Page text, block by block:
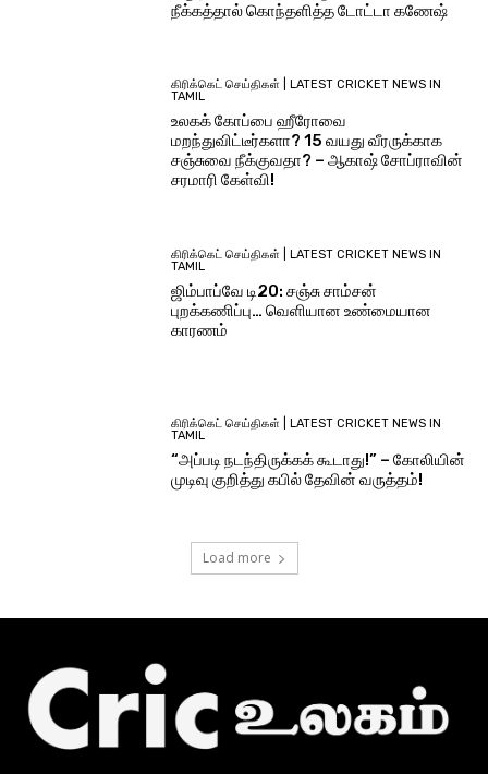
நீக்கத்தால் கொந்தளித்த டோட்டா கணேஷ்
கிரிக்கெட் செய்திகள் | LATEST CRICKET NEWS IN
TAMIL
உலகக் கோப்பை ஹீரோவை
மறந்துவிட்டீர்களா? 15 வயது வீரருக்காக
சஞ்சுவை நீக்குவதா? – ஆகாஷ் சோப்ராவின்
சரமாரி கேள்வி!
கிரிக்கெட் செய்திகள் | LATEST CRICKET NEWS IN
TAMIL
ஜிம்பாப்வே டி20: சஞ்சு சாம்சன்
புறக்கணிப்பு… வெளியான உண்மையான
காரணம்
கிரிக்கெட் செய்திகள் | LATEST CRICKET NEWS IN
TAMIL
“அப்படி நடந்திருக்கக் கூடாது!” – கோலியின்
முடிவு குறித்து கபில் தேவின் வருத்தம்!
Load more